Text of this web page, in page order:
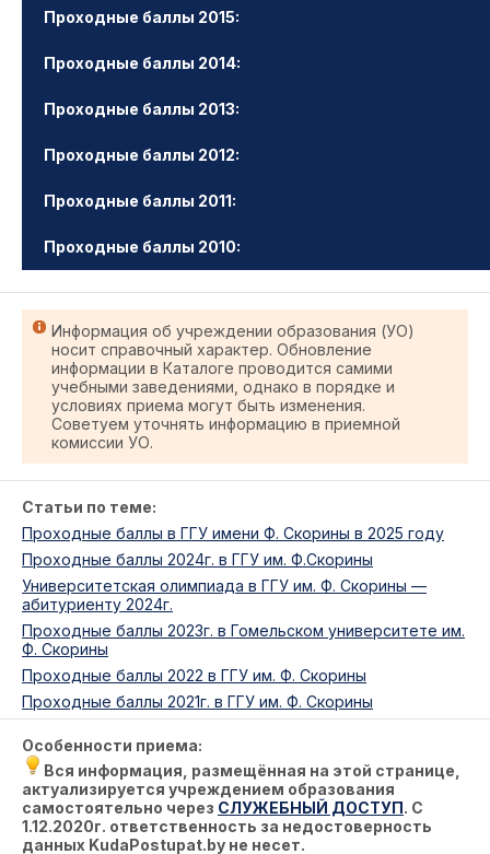
Проходные баллы 2015:
Проходные баллы 2014:
Проходные баллы 2013:
Проходные баллы 2012:
Проходные баллы 2011:
Проходные баллы 2010:
Информация об учреждении образования (УО)
носит справочный характер. Обновление
информации в Каталоге проводится самими
учебными заведениями, однако в порядке и
условиях приема могут быть изменения.
Советуем уточнять информацию в приемной
комиссии УО.
Статьи по теме:
Проходные баллы в ГГУ имени Ф. Скорины в 2025 году
Проходные баллы 2024г. в ГГУ им. Ф.Скорины
Университетская олимпиада в ГГУ им. Ф. Скорины —
абитуриенту 2024г.
Проходные баллы 2023г. в Гомельском университете им.
Ф. Скорины
Проходные баллы 2022 в ГГУ им. Ф. Скорины
Проходные баллы 2021г. в ГГУ им. Ф. Скорины
Особенности приема:
Вся информация, размещённая на этой странице,
актуализируется учреждением образования
самостоятельно через СЛУЖЕБНЫЙ ДОСТУП. С
1.12.2020г. ответственность за недостоверность
данных KudaPostupat.by не несет.